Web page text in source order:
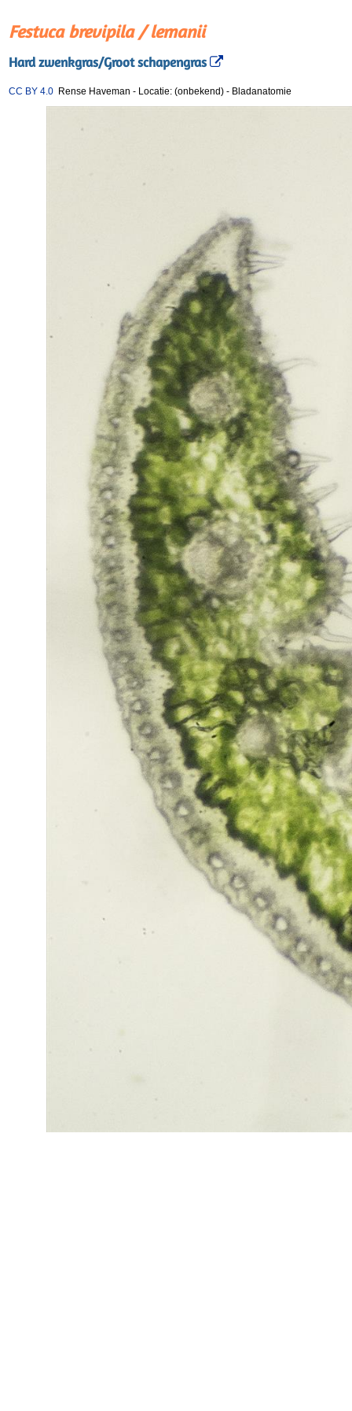
Festuca brevipila / lemanii
Hard zwenkgras/Groot schapengras
CC BY 4.0 Rense Haveman - Locatie: (onbekend) - Bladanatomie